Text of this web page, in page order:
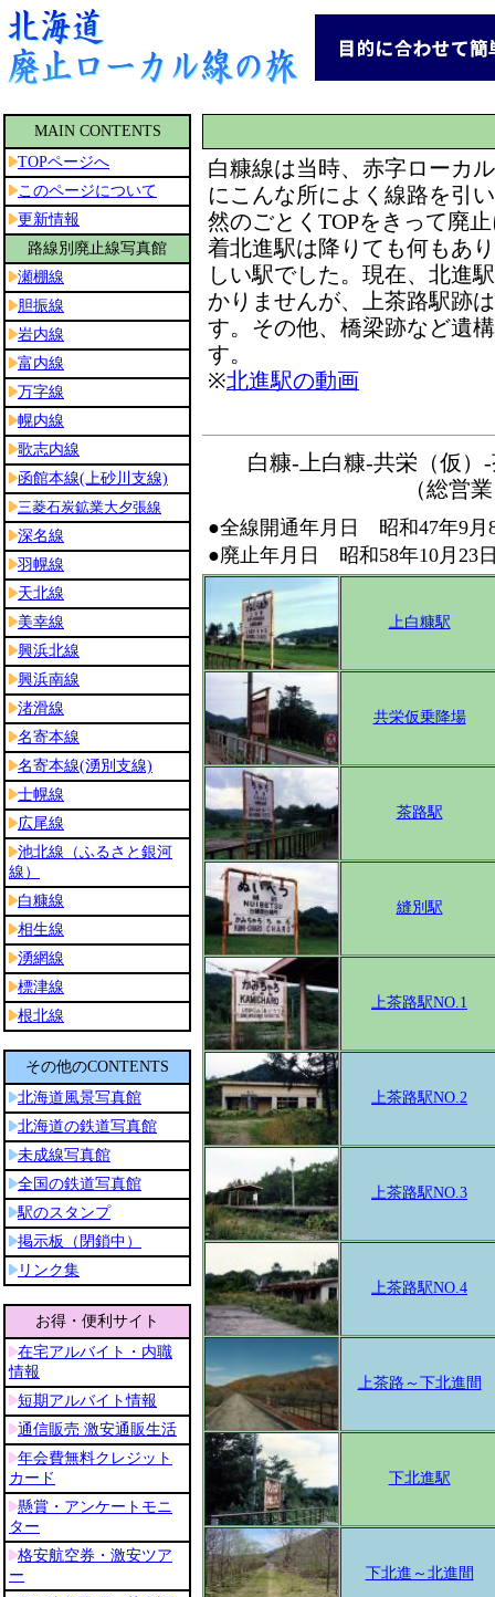
白糠線は当時、赤字ローカ
にこんな所によく線路を引
然のごとくTOPをきって廃
着北進駅は降りても何もあ
しい駅でした。現在、北進
かりませんが、上茶路駅跡
す。その他、橋梁跡など遺
す。
※北進駅の動画
白糠-上白糠-共栄（仮）
（総営
●全線開通年月日 昭和47年9月
●廃止年月日 昭和58年10月23
上白糠駅
共栄仮乗降場
茶路駅
縫別駅
上茶路駅NO.1
上茶路駅NO.2
上茶路駅NO.3
上茶路駅NO.4
上茶路～下北進間
下北進駅
下北進～北進間